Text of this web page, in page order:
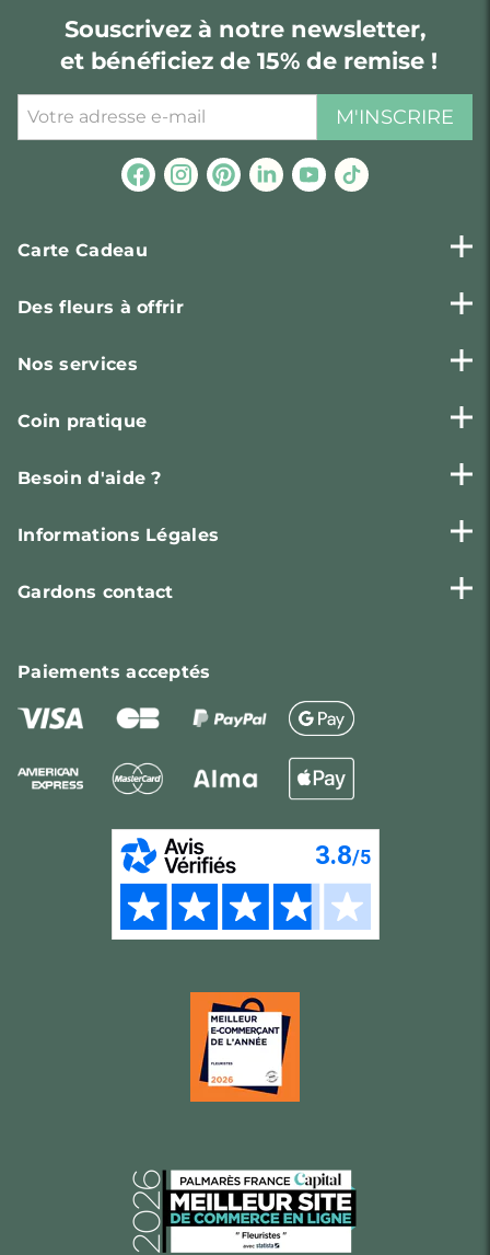
Souscrivez à notre newsletter,
et bénéficiez de 15% de remise !
M'INSCRIRE
Carte Cadeau
Des fleurs à offrir
Nos services
Coin pratique
Besoin d'aide ?
Informations Légales
Gardons contact
Paiementsacceptés